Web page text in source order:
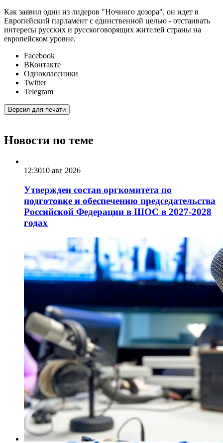
Как заявил один из лидеров "Ночного дозора", он идет в
Европейский парламент с единственной целью - отстаивать
интересы русских и русскоговорящих жителей страны на
европейском уровне.
Facebook
ВКонтакте
Одноклассники
Twitter
Telegram
Версия для печати
Новости по теме
12:3010 авг 2026
Утвержден состав оргкомитета по
подготовке и обеспечению председательства
Российской Федерации в ШОС в 2027-2028
годах